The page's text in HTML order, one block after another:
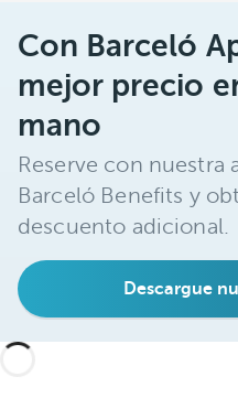
Con Barceló
mejor precio
mano
Reserve con nuestra
Barceló Benefits y
descuento adicional.
Descargue
y
a
s
m
b
l
á
t
c